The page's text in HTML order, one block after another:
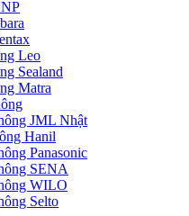
Leo
Sealand
Matra
JML Nhật
Hanil
Panasonic
SENA
WILO
Selto